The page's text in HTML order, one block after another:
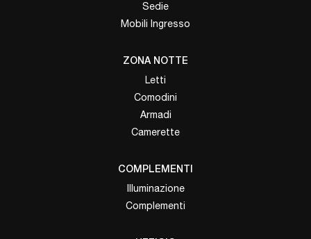
Sedie
Mobili Ingresso
ZONA NOTTE
Letti
Comodini
Armadi
Camerette
COMPLEMENTI
Illuminazione
Complementi